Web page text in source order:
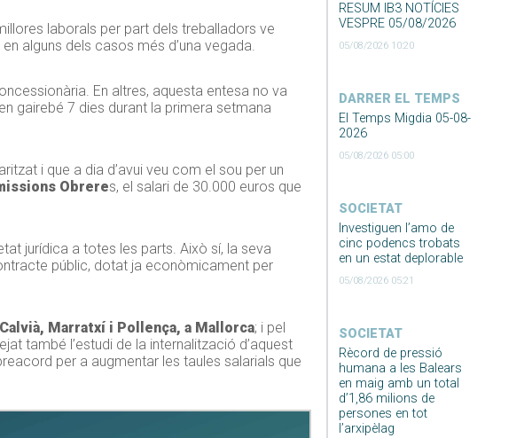
RESUM IB3 NOTÍCIES
VESPRE 05/08/2026
05/08/2026 10:20
DARRER EL TEMPS
El Temps Migdia 05-08-
2026
05/08/2026 05:00
SOCIETAT
Investiguen l’amo de
cinc podencs trobats
en un estat deplorable
05/08/2026 05:21
SOCIETAT
Rècord de pressió
humana a les Balears
en maig amb un total
d’1,86 milions de
persones en tot
l’arxipèlag
laborals per part dels treballadors ve
en alguns dels casos més d’una vegada.
En altres, aquesta entesa no va
gairebé 7 dies durant la primera setmana
i que a dia d’avui veu com el sou per un
Obreres, el salari de 30.000 euros que
jurídica a totes les parts. Això sí, la seva
públic, dotat ja econòmicament per
Marratxí i Pollença, a Mallorca; i pel
també l’estudi de la internalització d’aquest
per a augmentar les taules salarials que